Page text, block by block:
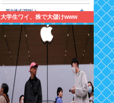
大学生ワイ、株で大儲けwww